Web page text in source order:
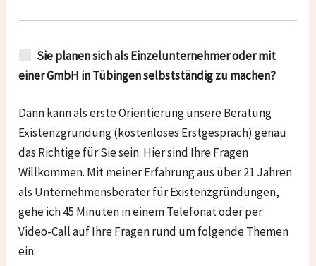
Sie planen sich als Einzelunternehmer oder mit
einer GmbH in Tübingen selbstständig zu machen?
Dann kann als erste Orientierung unsere Beratung
Existenzgründung (kostenloses Erstgespräch) genau
das Richtige für Sie sein. Hier sind Ihre Fragen
Willkommen. Mit meiner Erfahrung aus über 21 Jahren
als Unternehmensberater für Existenzgründungen,
gehe ich 45 Minuten in einem Telefonat oder per
Video-Call auf Ihre Fragen rund um folgende Themen
ein: